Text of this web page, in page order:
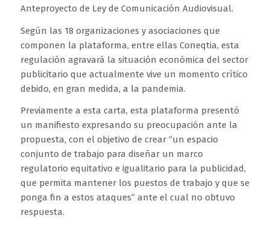
Anteproyecto de Ley de Comunicación Audiovisual.
Según las 18 organizaciones y asociaciones que
componen la plataforma, entre ellas Coneqtia, esta
regulación agravará la situación económica del sector
publicitario que actualmente vive un momento crítico
debido, en gran medida, a la pandemia.
Previamente a esta carta, esta plataforma presentó
un manifiesto expresando su preocupación ante la
propuesta, con el objetivo de crear “un espacio
conjunto de trabajo para diseñar un marco
regulatorio equitativo e igualitario para la publicidad,
que permita mantener los puestos de trabajo y que se
ponga fin a estos ataques” ante el cual no obtuvo
respuesta.